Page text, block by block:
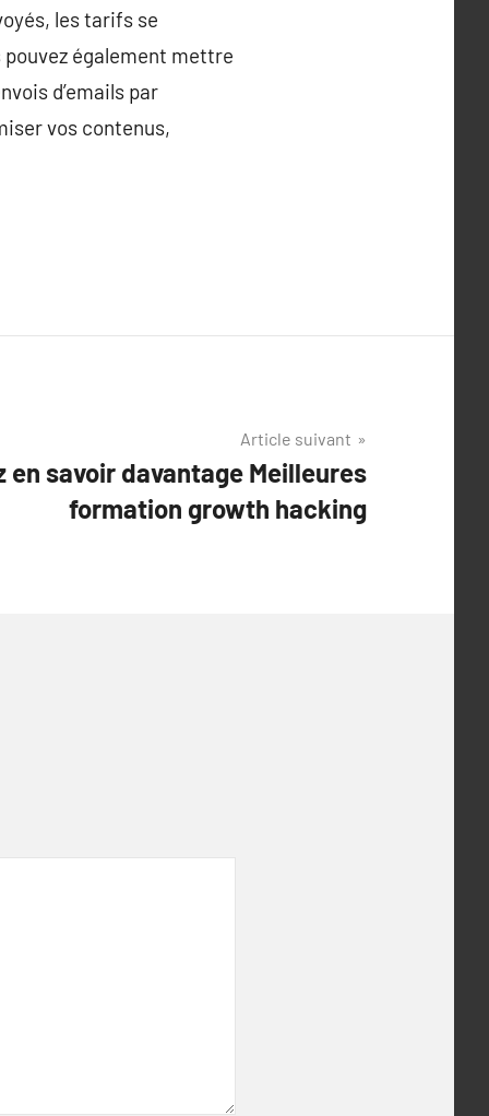
les tarifs se
également mettre
d’emails par
vos contenus,
Article suivant
en savoir davantage Meilleures
formation growth hacking